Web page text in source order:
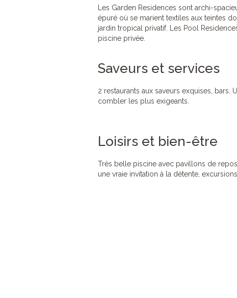
Les Garden Residences sont archi-
épuré où se marient textiles aux teintes
jardin tropical privatif. Les Pool
piscine privée.
Saveurs et services
2 restaurants aux saveurs exquises,
combler les plus exigeants.
Loisirs et bien-être
Très belle piscine avec pavillons de
une vraie invitation à la détente,